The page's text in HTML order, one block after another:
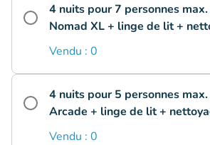
4 nuits pour 7 personnes
Nomad XL + linge de lit +
Vendu : 0
4 nuits pour 5 personnes
Arcade + linge de lit +
Vendu : 0